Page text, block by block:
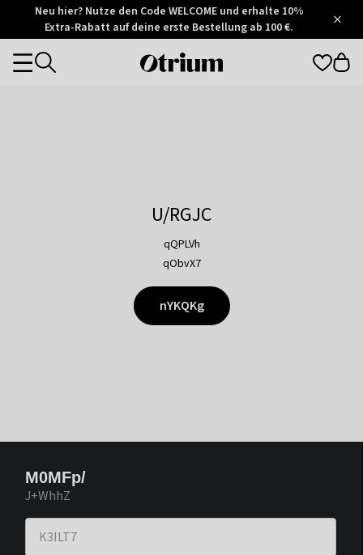
Otrium
Trustpilot
Neu hier? Nutze den Code WELCOME und erhalte 10%
Extra-Rabatt auf deine erste Bestellung ab 100 €.
Otrium
Categories
U/RGJC
qQPLVh
qObvX7
nYKQKg
M0MFp/
J+WhhZ